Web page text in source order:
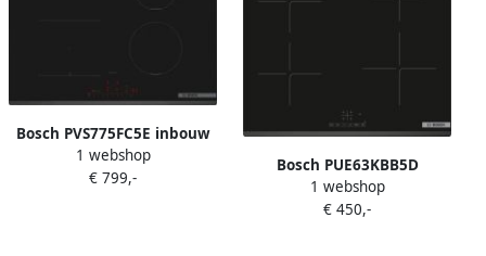
Bosch PVS775FC5E inbouw
inductiekookplaat met
CombiZone en DirectSelect
1 webshop
€ 799,-
Bosch PUE63KBB5D
geschikt voor normaal
stopcontact RESTANT
1 webshop
€ 450,-